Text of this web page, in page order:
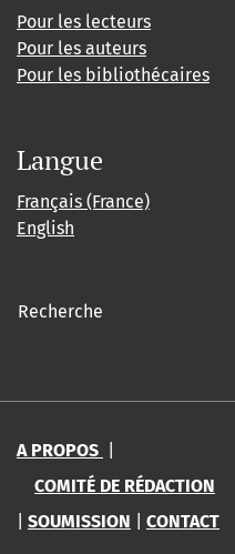
Pour les lecteurs
Pour les auteurs
Pour les bibliothécaires
Langue
Français (France)
English
Recherche
A PROPOS
COMITÉ DE RÉDACTION
SOUMISSION CONTACT